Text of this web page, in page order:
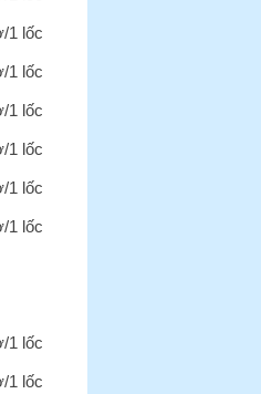
1 lốc
1 lốc
1 lốc
1 lốc
1 lốc
1 lốc
1 lốc
1 lốc